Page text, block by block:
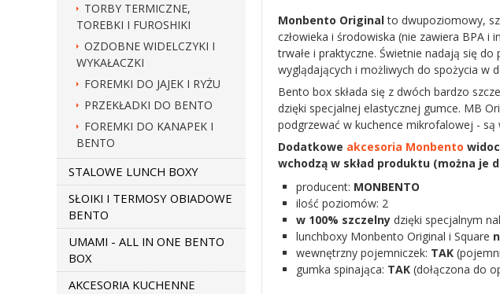
TORBY TERMICZNE,
TOREBKI I FUROSHIKI
OZDOBNE WIDELCZYKI I
WYKAŁACZKI
FOREMKI DO JAJEK I RYŻU
PRZEKŁADKI DO BENTO
FOREMKI DO KANAPEK I
BENTO
STALOWE LUNCH BOXY
SŁOIKI I TERMOSY OBIADOWE
BENTO
UMAMI - ALL IN ONE BENTO
BOX
AKCESORIA KUCHENNE
Monbento Originalto dwupoziomowy,
człowieka i środowiska (nie zawiera BPA
trwałe i praktyczne. Świetnie nadają się
wyglądających i możliwych do spożycia w
Bento box składa się z dwóch bardzo
dzięki specjalnej elastycznej gumce. MB
podgrzewać w kuchence mikrofalowej -
Dodatkowe akcesoria Monbento
wchodzą w skład produktu (można je
producent: MONBENTO
ilość poziomów: 2
w 100% szczelny dzięki specjalnym
lunchboxy Monbento Original i Square
wewnętrzny pojemniczek: TAK
gumka spinająca: TAK (dołączona do